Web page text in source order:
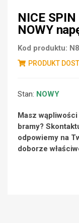
NICE
NOWY
Kod produktu: N8
PRODUKT
Stan: NOWY
Masz
bramy?
odpowiemy na
doborze